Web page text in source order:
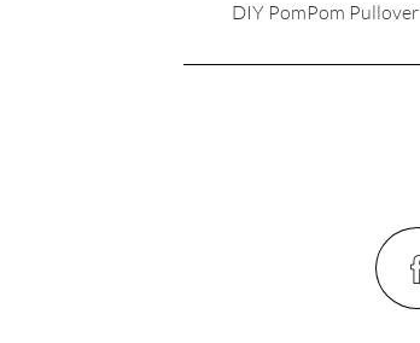
DIY PomPom Pullover